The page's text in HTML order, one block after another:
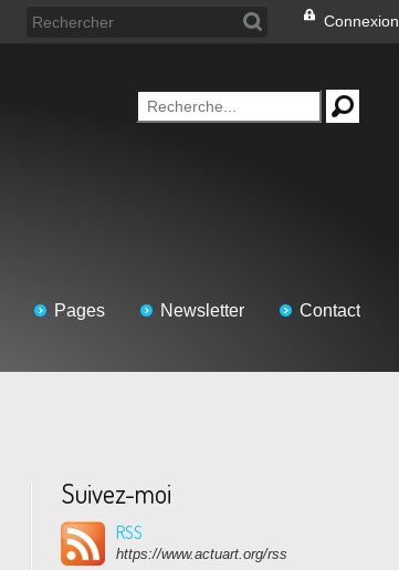
Connexion
Pages Newsletter Contact
Suivez-moi
RSS
https://www.actuart.org/rss